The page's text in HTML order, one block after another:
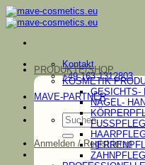
Zum
Inhalt
springen
Kontakt
+49 163 1312803
MAVE-PARTNER
Suchen
nach:
Anmelden / Registrieren
PRODUKTE/SHOP
KOSMETIK
GESICHTS-
NAGEL-